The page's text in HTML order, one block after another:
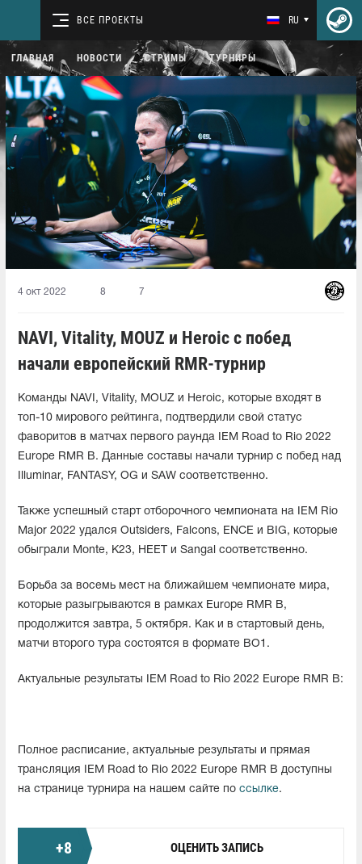
ВСЕ ПРОЕКТЫ RU
ГЛАВНАЯ НОВОСТИ СТРИМЫ ТУРНИРЫ
4 окт 2022 8 7
NAVI, Vitality, MOUZ и Heroic с побед
начали европейский RMR-турнир
Команды NAVI, Vitality, MOUZ и Heroic, которые входят в
топ-10 мирового рейтинга, подтвердили свой статус
фаворитов в матчах первого раунда IEM Road to Rio 2022
Europe RMR B. Данные составы начали турнир с побед над
Illuminar, FANTASY, OG и SAW соответственно.
Также успешный старт отборочного чемпионата на IEM Rio
Major 2022 удался Outsiders, Falcons, ENCE и BIG, которые
обыграли Monte, K23, HEET и Sangal соответственно.
Борьба за восемь мест на ближайшем чемпионате мира,
которые разыгрываются в рамках Europe RMR B,
продолжится завтра, 5 октября. Как и в стартовый день,
матчи второго тура состоятся в формате BO1.
Актуальные результаты IEM Road to Rio 2022 Europe RMR B:
Полное расписание, актуальные результаты и прямая
трансляция IEM Road to Rio 2022 Europe RMR B доступны
на странице турнира на нашем сайте по ссылке.
+8 ОЦЕНИТЬ ЗАПИСЬ